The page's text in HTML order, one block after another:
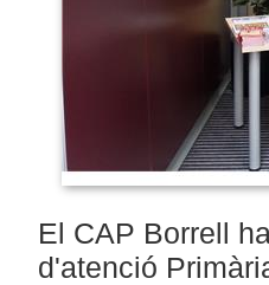
El CAP Borrell
d'atenció